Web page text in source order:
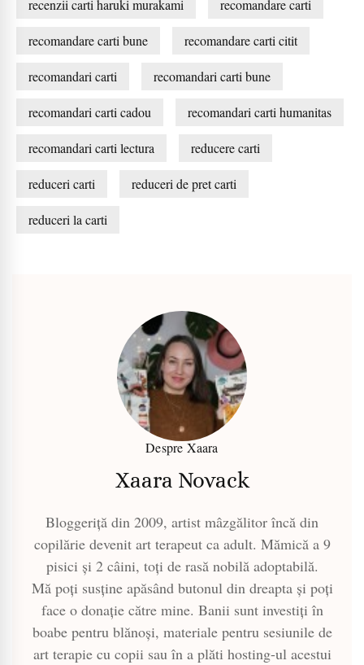
recenzii carti haruki murakami recomandare carti
recomandare carti bune recomandare carti citit
recomandari carti recomandari carti bune
recomandari carti cadou recomandari carti humanitas
recomandari carti lectura reducere carti
reduceri carti reduceri de pret carti
reduceri la carti
Despre Xaara
Xaara Novack
Bloggeriță din 2009, artist mâzgălitor încă din
copilărie devenit art terapeut ca adult. Mămică a 9
pisici și 2 câini, toți de rasă nobilă adoptabilă.
Mă poți susține apăsând butonul din dreapta și poți
face o donație către mine. Banii sunt investiți în
boabe pentru blănoși, materiale pentru sesiunile de
art terapie cu copii sau în a plăti hosting-ul acestui